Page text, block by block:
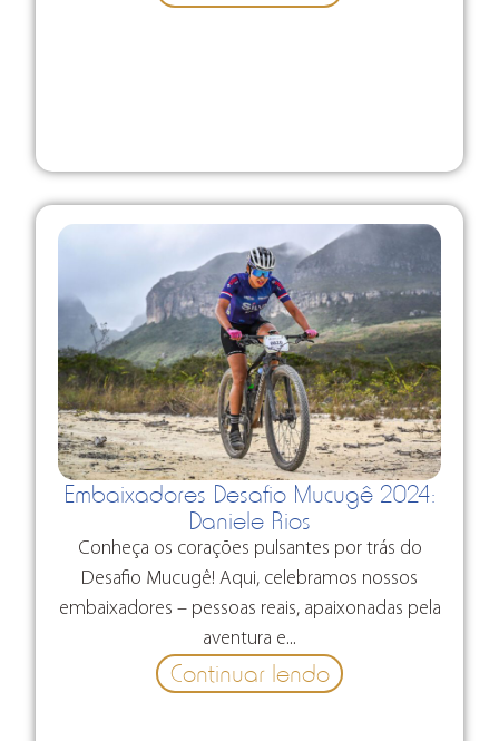
Embaixadores Desafio Mucugê 2024:
Daniele Rios
Conheça os corações pulsantes por trás do
Desafio Mucugê! Aqui, celebramos nossos
embaixadores – pessoas reais, apaixonadas pela
aventura e...
Continuar lendo